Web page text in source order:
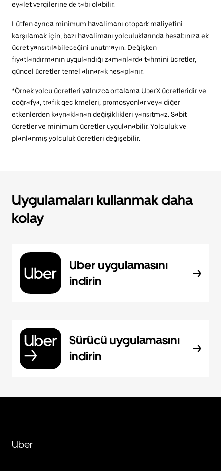
eyalet vergilerine de tabi olabilir.
Lütfen ayrıca minimum havalimanı otopark maliyetini
karşılamak için, bazı havalimanı yolculuklarında hesabınıza ek
ücret yansıtılabileceğini unutmayın. Değişken
fiyatlandırmanın uygulandığı zamanlarda tahmini ücretler,
güncel ücretler temel alınarak hesaplanır.
*Örnek yolcu ücretleri yalnızca ortalama UberX ücretleridir ve
coğrafya, trafik gecikmeleri, promosyonlar veya diğer
etkenlerden kaynaklanan değişiklikleri yansıtmaz. Sabit
ücretler ve minimum ücretler uygulanabilir. Yolculuk ve
planlanmış yolculuk ücretleri değişebilir.
Uygulamaları kullanmak daha
kolay
Uber uygulamasını
indirin
Sürücü uygulamasını
indirin
Uber